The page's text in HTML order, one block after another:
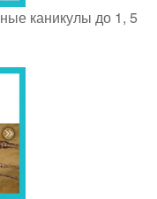
каникулы до 1, 5